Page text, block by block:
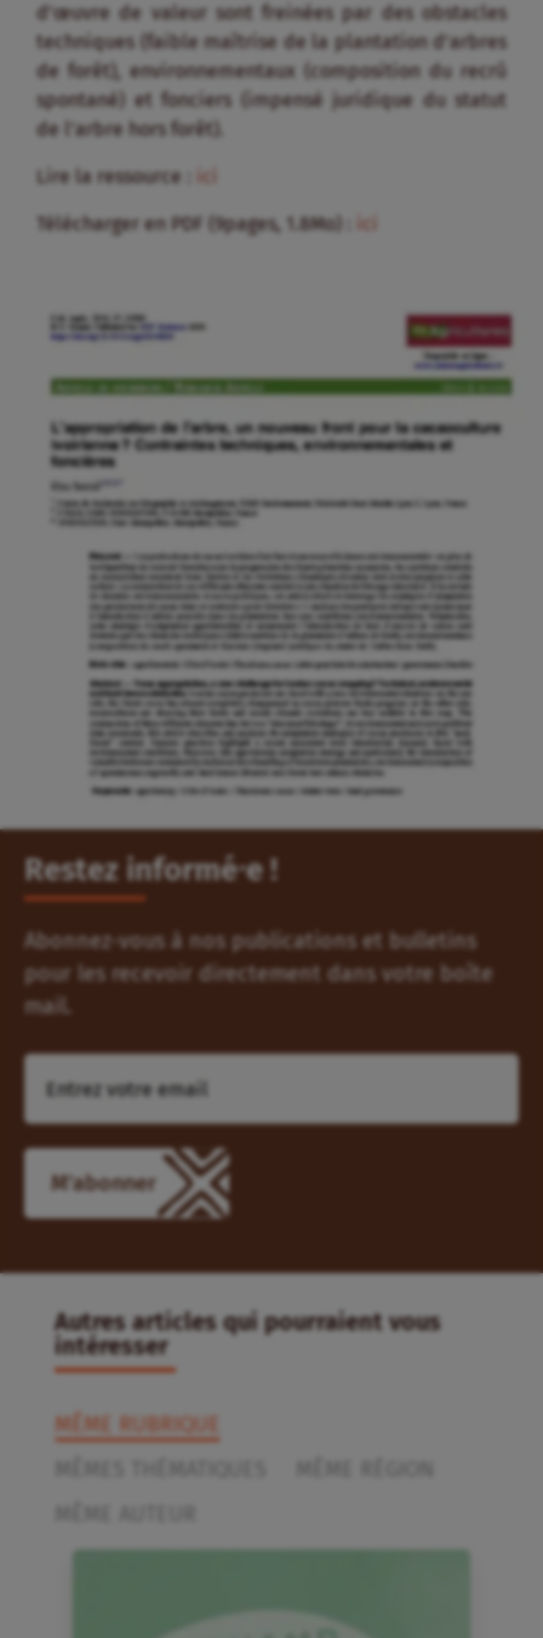
d’œuvre de valeur sont freinées par des obstacles
techniques (faible maîtrise de la plantation d’arbres
de forêt), environnementaux (composition du recrû
spontané) et fonciers (impensé juridique du statut
de l’arbre hors forêt).
Lire la ressource : ici
Télécharger en PDF (9pages, 1.8Mo) : ici
Restez informé⸱e !
Abonnez-vous à nos publications et bulletins
pour les recevoir directement dans votre boîte
mail.
Autres articles qui pourraient vous
intéresser
MÊME RUBRIQUE